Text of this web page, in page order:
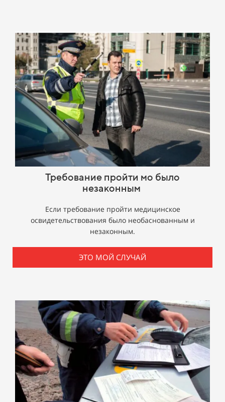
Требование пройти мо было
незаконным
Если требование пройти медицинское
освидетельствования было необаснованным и
незаконным.
ЭТО МОЙ СЛУЧАЙ